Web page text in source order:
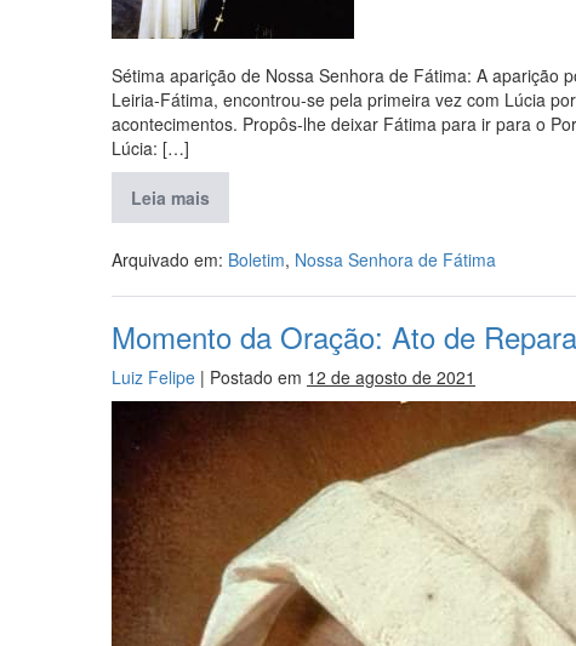
Sétima aparição de Nossa Senhora de Fátima: A aparição
Leiria-Fátima, encontrou-se pela primeira vez com Lúcia
acontecimentos. Propôs-lhe deixar Fátima para ir para o
Lúcia: […]
Leia mais
Arquivado em: Boletim, Nossa Senhora de Fátima
Momento da Oração: Ato de
Luiz Felipe | Postado em 12 de agosto de 2021